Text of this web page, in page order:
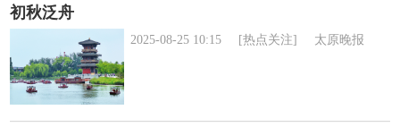
初秋泛舟
2025-08-25 10:15 [热点关注] 太原晚报